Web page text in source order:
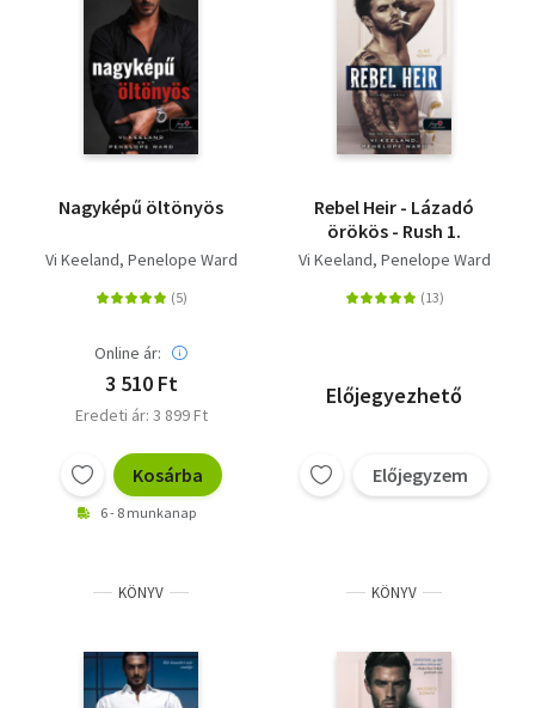
Nagyképű öltönyös
Vi Keeland Penelope Ward
Online ár:
3 510 Ft
Eredeti ár: 3 899 Ft
Kosárba
6 - 8 munkanap
Rebel Heir - Lázadó
örökös - Rush 1.
Vi Keeland Penelope Ward
Előjegyezhető
Előjegyzem
KÖNYV KÖNYV